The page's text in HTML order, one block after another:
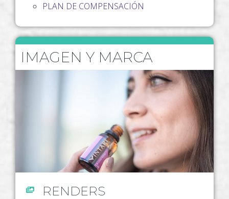
PLAN DE COMPENSACIÓN
IMAGEN Y MARCA
RENDERS